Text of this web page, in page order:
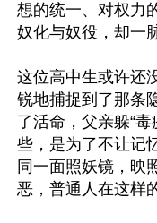
想的统一、对权力
奴化与奴役，却一
这位高中生或许还
锐地捕捉到了那条
了活命，父亲躲“
些，是为了不让记
同一面照妖镜，映
恶，普通人在这样